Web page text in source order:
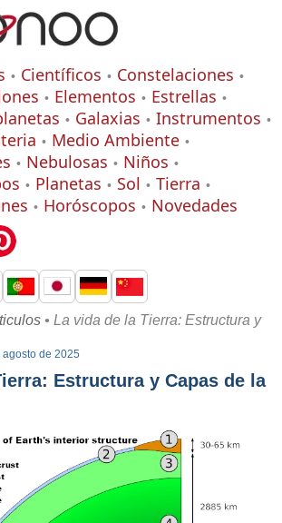
Científicos
Constelaciones
Elementos
Estrellas
Galaxias
Instrumentos
Medio Ambiente
Nebulosas
Niños
Planetas Sol
Tierra
Horóscopos Novedades
• La vida de la Tierra: Estructura y
de 2025
Estructura y Capas de la